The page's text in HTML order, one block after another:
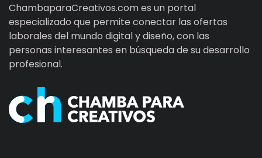
ChambaparaCreativos.com es un portal
especializado que permite conectar las ofertas
laborales del mundo digital y diseño, con las
personas interesantes en búsqueda de su desarrollo
profesional.